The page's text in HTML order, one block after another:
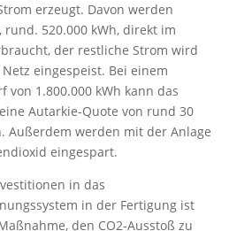
erzeugt. Davon werden
rund. 520.000 kWh, direkt im
der restliche Strom wird
eingespeist. Bei einem
von 1.800.000 kWh kann das
Autarkie-Quote von rund 30
Außerdem werden mit der Anlage
eingespart.
in das
in der Fertigung ist
den CO2-Ausstoß zu